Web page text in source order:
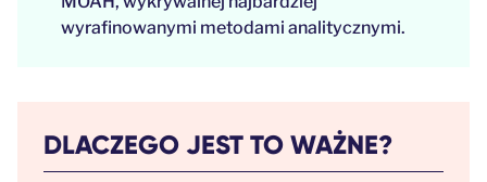
wyrafinowanymi metodami analitycznymi.
DLACZEGO JEST TO WAŻNE?